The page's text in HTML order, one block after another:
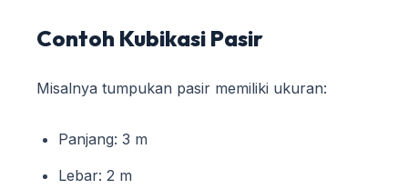
Contoh Kubikasi Pasir
Misalnya tumpukan pasir memiliki ukuran:
Panjang: 3 m
Lebar: 2 m